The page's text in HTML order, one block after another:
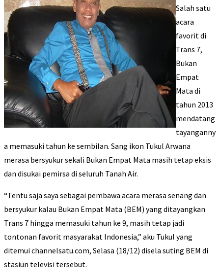
Salah satu
acara
favorit di
Trans 7,
Bukan
Empat
Mata di
tahun 2013
mendatang
tayanganny
a memasuki tahun ke sembilan. Sang ikon Tukul Arwana
merasa bersyukur sekali Bukan Empat Mata masih tetap eksis
dan disukai pemirsa di seluruh Tanah Air.
“Tentu saja saya sebagai pembawa acara merasa senang dan
bersyukur kalau Bukan Empat Mata (BEM) yang ditayangkan
Trans 7 hingga memasuki tahun ke 9, masih tetap jadi
tontonan favorit masyarakat Indonesia,” aku Tukul yang
ditemui channelsatu.com, Selasa (18/12) disela suting BEM di
stasiun televisi tersebut.